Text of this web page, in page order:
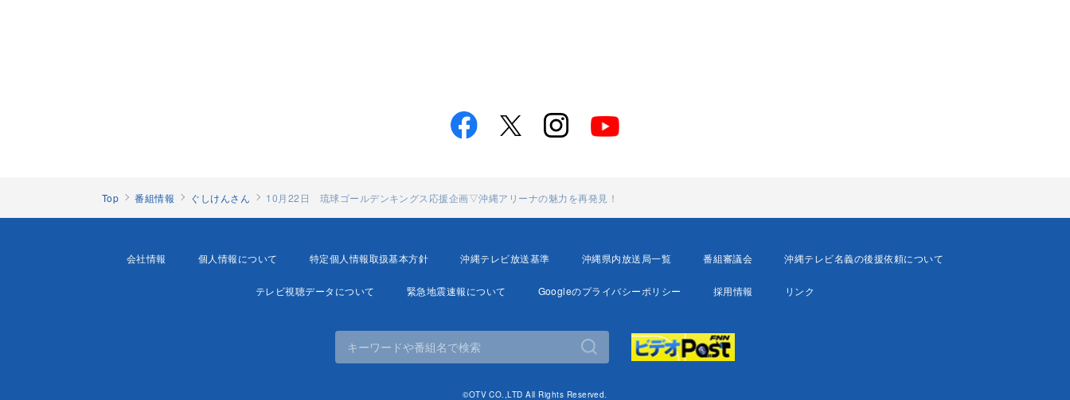
Top 番組情報 ぐしけんさん 10月22日 琉球ゴールデンキングス応援企画▽沖縄アリーナの魅力を再発見！
会社情報 個人情報について 特定個人情報取扱基本方針 沖縄テレビ放送基準 沖縄県内放送局一覧 番組審議会 沖縄テレビ名義の後援依頼について
テレビ視聴データについて 緊急地震速報について Googleのプライバシーポリシー 採用情報 リンク
©OTV CO.,LTD All Rights Reserved.